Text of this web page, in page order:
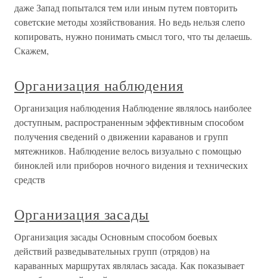
даже Запад попытался тем или иным путем повторить
советские методы хозяйствования. Но ведь нельзя слепо
копировать, нужно понимать смысл того, что ты делаешь.
Скажем,
Организация наблюдения
Организация наблюдения Наблюдение являлось наиболее
доступным, распространенным эффективным способом
получения сведений о движении караванов и групп
мятежников. Наблюдение велось визуально с помощью
биноклей или приборов ночного видения и технических
средств
Организация засады
Организация засады Основным способом боевых
действий разведывательных групп (отрядов) на
караванных маршрутах являлась засада. Как показывает